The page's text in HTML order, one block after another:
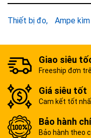
Thiết bị đo Ampe kìm
Giao siêu
Freeship đơn
Giá siêu tốt
Cam kết tốt
Bảo hành
Bảo hành theo